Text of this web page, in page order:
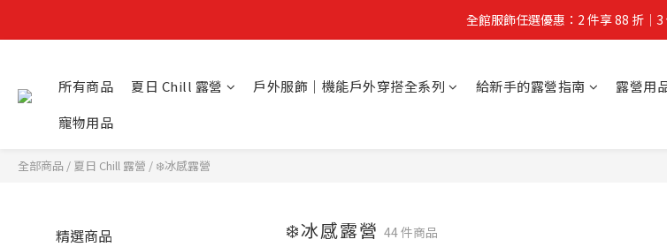
夏拚Go物節：滿 $588 全店狂
全館服飾任選優惠：2 件享 88 折｜3
所有商品 夏日 Chill 露營 戶外服飾｜機能戶外穿搭全系列 給新手的露營指南 露營用
寵物用品
全部商品 / 夏日 Chill 露營 / ❄️冰感露營
精選商品
❄️冰感露營44 件商品